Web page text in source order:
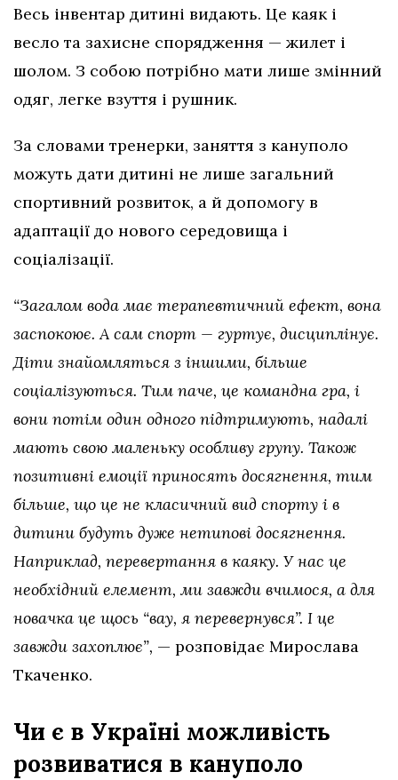
Весь інвентар дитині видають. Це каяк і
весло та захисне спорядження — жилет і
шолом. З собою потрібно мати лише змінний
одяг, легке взуття і рушник.
За словами тренерки, заняття з кануполо
можуть дати дитині не лише загальний
спортивний розвиток, а й допомогу в
адаптації до нового середовища і
соціалізації.
“Загалом вода має терапевтичний ефект, вона
заспокоює. А сам спорт — гуртує, дисциплінує.
Діти знайомляться з іншими, більше
соціалізуються. Тим паче, це командна гра, і
вони потім один одного підтримують, надалі
мають свою маленьку особливу групу. Також
позитивні емоції приносять досягнення, тим
більше, що це не класичний вид спорту і в
дитини будуть дуже нетипові досягнення.
Наприклад, перевертання в каяку. У нас це
необхідний елемент, ми завжди вчимося, а для
новачка це щось “вау, я перевернувся”. І це
завжди захоплює”, — розповідає Мирослава
Ткаченко.
Чи є в Україні можливість
розвиватися в кануполо